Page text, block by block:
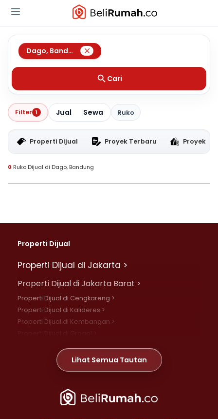
Dago, Bandung
Cari
Filter 1 Jual Sewa Ruko
Properti Dijual Proyek Terbaru Proyek
0 Ruko Dijual di Dago, Bandung
Properti Dijual
Properti Dijual di Jakarta >
Properti Dijual di Jakarta Barat >
Properti Dijual di Cengkareng >
Properti Dijual di Kalideres >
Properti Dijual di Kembangan >
Properti Dijual di Meruya >
Properti Dijual di Jelambar >
Properti Dijual di Jakarta Pusat >
Lihat Semua Tautan